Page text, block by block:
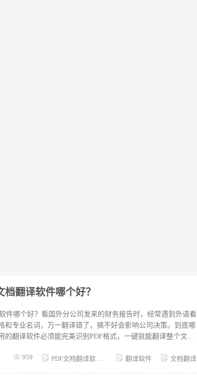
翻译软件哪个好？
件哪个好？看国外分公司发来的财务报告时，经常遇到外语看
和专业名词，万一翻译错了，搞不好会影响公司决策。到底哪
的翻译软件必须能完美识别PDF格式，一键就能翻译整个文
作。那该怎么挑选PDF翻译软件呢？咱们接着往下看。 软件一
959 PDF文档翻译软件哪个好 翻译软件 文档翻译